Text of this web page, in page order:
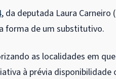
, da deputada Laura Carneiro
forma de um substitutivo.
as localidades em
à prévia